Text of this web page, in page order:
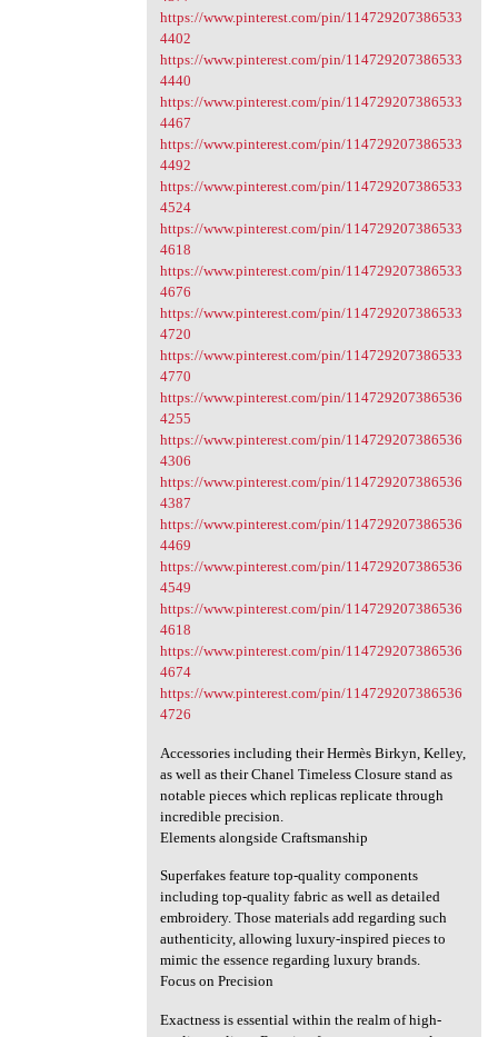
https://www.pinterest.com/pin/114729207386533
4402
https://www.pinterest.com/pin/114729207386533
4440
https://www.pinterest.com/pin/114729207386533
4467
https://www.pinterest.com/pin/114729207386533
4492
https://www.pinterest.com/pin/114729207386533
4524
https://www.pinterest.com/pin/114729207386533
4618
https://www.pinterest.com/pin/114729207386533
4676
https://www.pinterest.com/pin/114729207386533
4720
https://www.pinterest.com/pin/114729207386533
4770
https://www.pinterest.com/pin/114729207386536
4255
https://www.pinterest.com/pin/114729207386536
4306
https://www.pinterest.com/pin/114729207386536
4387
https://www.pinterest.com/pin/114729207386536
4469
https://www.pinterest.com/pin/114729207386536
4549
https://www.pinterest.com/pin/114729207386536
4618
https://www.pinterest.com/pin/114729207386536
4674
https://www.pinterest.com/pin/114729207386536
4726
Accessories including their Hermès Birkyn, Kelley,
as well as their Chanel Timeless Closure stand as
notable pieces which replicas replicate through
incredible precision.
Elements alongside Craftsmanship
Superfakes feature top-quality components
including top-quality fabric as well as detailed
embroidery. Those materials add regarding such
authenticity, allowing luxury-inspired pieces to
mimic the essence regarding luxury brands.
Focus on Precision
Exactness is essential within the realm of high-